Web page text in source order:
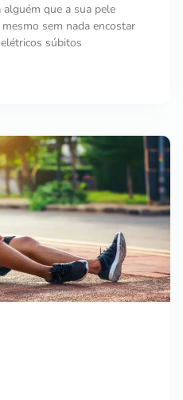
que a sua pele
sem nada encostar
súbitos